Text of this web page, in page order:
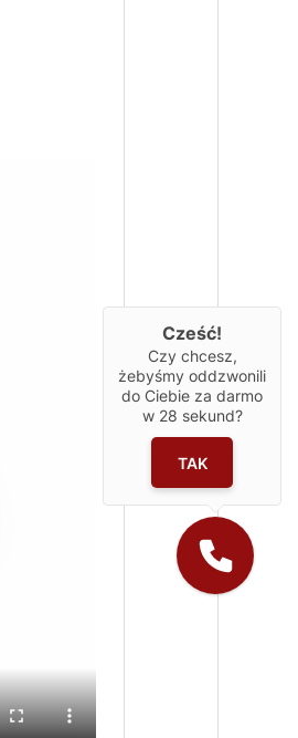
Cześć!
Czy chcesz,
żebyśmy oddzwonili
do Ciebie za darmo
w 28 sekund?
TAK